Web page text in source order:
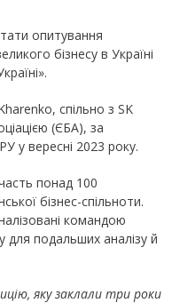
опитування
бізнесу в Україні
спільно з SK
(ЄБА), за
у вересні 2023 року.
понад 100
бізнес-спільноти.
командою
для подальших аналізу й
яку заклали три роки